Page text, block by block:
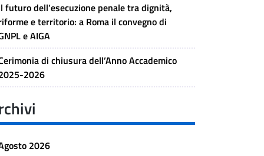
futuro dell’esecuzione penale tra dignità,
e territorio: a Roma il convegno di
e AIGA
di chiusura dell’Anno Accademico
2026
2026